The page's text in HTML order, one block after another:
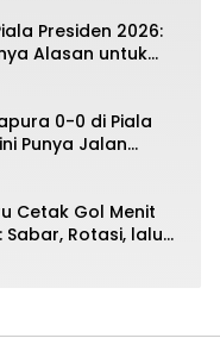
Presiden 2026:
Alasan untuk
0-0 di Piala
Punya Jalan
Cetak Gol Menit
Rotasi, lalu